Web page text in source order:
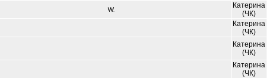
W.
Катерина
(ЧК)
Катерина
(ЧК)
Катерина
(ЧК)
Катерина
(ЧК)